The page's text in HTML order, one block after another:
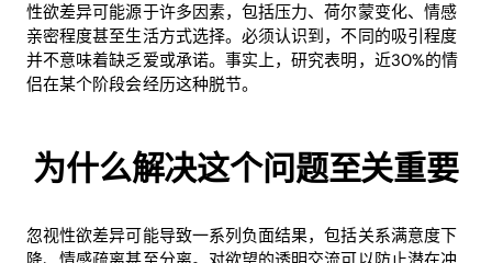
性欲差异可能源于许多因素，包括压力、荷尔蒙变化、情感
亲密程度甚至生活方式选择。必须认识到，不同的吸引程度
并不意味着缺乏爱或承诺。事实上，研究表明，近30%的情
侣在某个阶段会经历这种脱节。
为什么解决这个问题至关重要
忽视性欲差异可能导致一系列负面结果，包括关系满意度下